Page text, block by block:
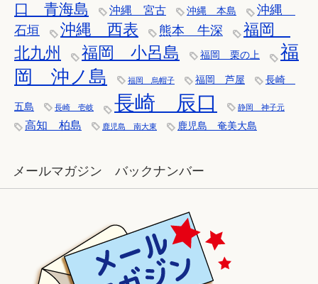
口 青海島
沖縄 宮古 沖縄 本島
沖縄
石垣
沖縄 西表 熊本 牛深
福岡
北九州
福岡 小呂島 福岡 栗の上
福
岡 沖ノ島
福岡 烏帽子 福岡 芦屋 長崎
五島 長崎 壱岐 長崎 辰口 静岡 神子元
高知 柏島 鹿児島 南大東 鹿児島 奄美大島
メールマガジン バックナンバー